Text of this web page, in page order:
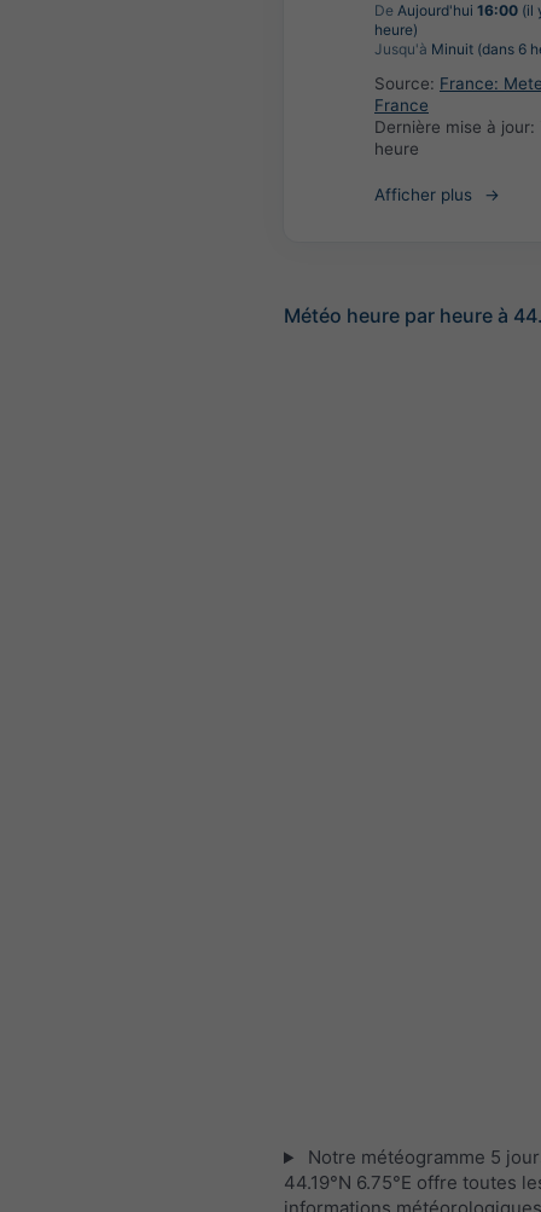
De Aujourd'hui 16:00 (il
heure)
Jusqu'à Minuit (dans 6
Source: France:
France
Dernière mise à jour:
heure
Afficher plus
Météo heure par heure à
Notre météogramme 5
44.19°N 6.75°E offre toutes